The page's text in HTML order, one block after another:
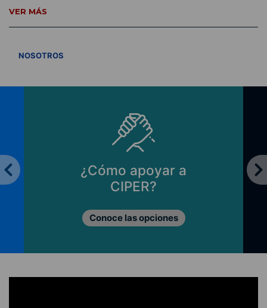
VER MÁS
NOSOTROS
¿Cómo apoyar a
CIPER?
Conoce las opciones